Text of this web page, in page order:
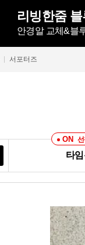
리빙한줌
안경알 교체&블
서포터즈
ON
타